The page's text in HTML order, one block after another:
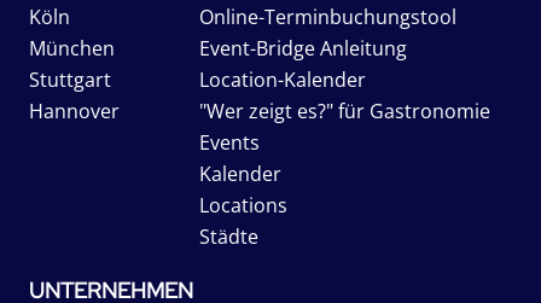
Köln
München
Stuttgart
Hannover
Online-Terminbuchungstool
Event-Bridge Anleitung
Location-Kalender
"Wer zeigt es?" für Gastronomie
Events
Kalender
Locations
Städte
UNTERNEHMEN